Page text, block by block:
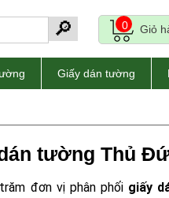
🔎 0 Giỏ
Giấy dán tường
tường Thủ
đơn vị phân phối giấy